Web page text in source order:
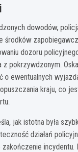
dowodów,
środków
dozoru
z pokrzywdzonym.
o ewentualnych
kraju, co
jak istotna była
działań
incydentu.